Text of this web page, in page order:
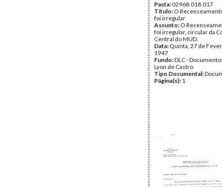
Pasta:02968.018.017
Título: O
foi irregular
Assunto: O
foi irregular, circular da
Central do MUD.
Data: Quinta, 27 de
1947
Fundo:DLC -
Lyon de Castro
Tipo Documental:
Página(s): 1